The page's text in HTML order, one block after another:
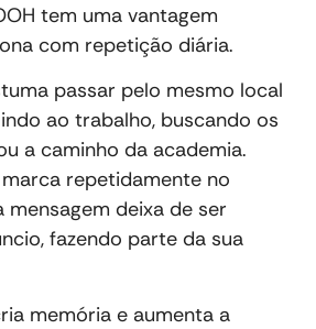
tem uma vantagem
com repetição diária.
passar pelo mesmo local
ao trabalho, buscando os
a caminho da academia.
repetidamente no
deixa de ser
fazendo parte da sua
memória e aumenta a